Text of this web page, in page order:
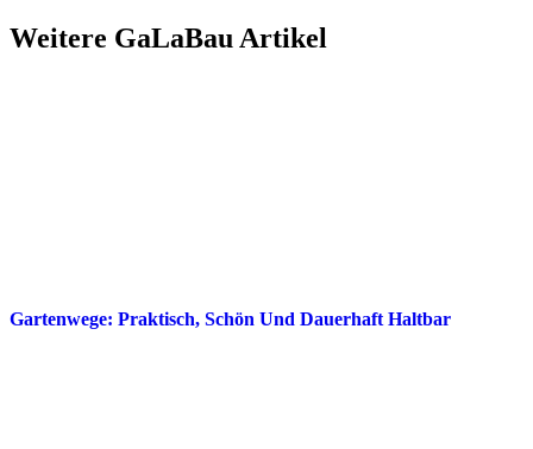
Weitere GaLaBau Artikel
Gartenwege: Praktisch, Schön Und Dauerhaft Haltbar